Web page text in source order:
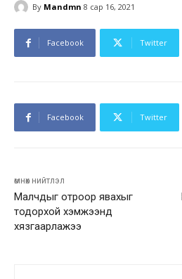
By Mandmn 8 сар 16, 2021
Facebook Twitter
Facebook Twitter
өмнөх нийтлэл
Малчдыг отроор явахыг
тодорхой хэмжээнд
хязгаарлажээ